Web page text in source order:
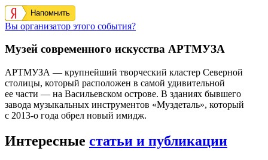
Напомнить
Вы организатор этого события?
Музей современного искусства АРТМУЗА
АРТМУЗА — крупнейший творческий кластер Северной
столицы, который расположен в самой удивительной
ее части — на Васильевском острове. В зданиях бывшего
завода музыкальных инструментов «Муздеталь», который
с 2013-о года обрел новый имидж.
Интересные статьи и публикации